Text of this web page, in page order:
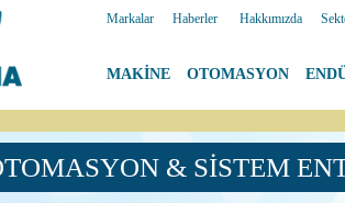
Markalar Haberler Hakkımızda
MAKİNE OTOMASYON
& SİSTEM